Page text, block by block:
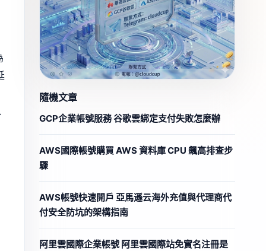
隨機文章
GCP企業帳號服務 谷歌雲綁定支付失敗怎麼辦
AWS國際帳號購買 AWS 資料庫 CPU 飆高排查步
驟
AWS帳號快速開戶 亞馬遜云海外充值與代理商代
付安全防坑的架構指南
阿里雲國際企業帳號 阿里雲國際站免實名注冊是